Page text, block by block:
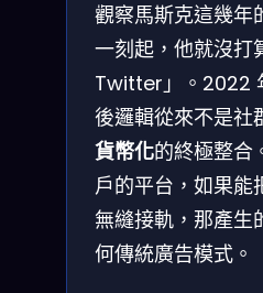
觀察馬斯克這幾
一刻起，他就沒打
Twitter」。2022
後邏輯從來不是社
貨幣化的終極整合
戶的平台，如果能
無縫接軌，那產生
何傳統廣告模式。